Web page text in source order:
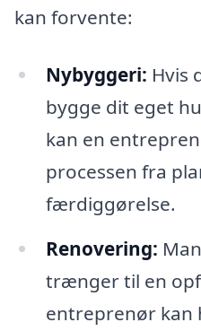
kan forvente:
Nybyggeri: Hvis
bygge dit eget
kan en
processen fra
færdiggørelse.
Renovering:
trænger til en
entreprenør kan